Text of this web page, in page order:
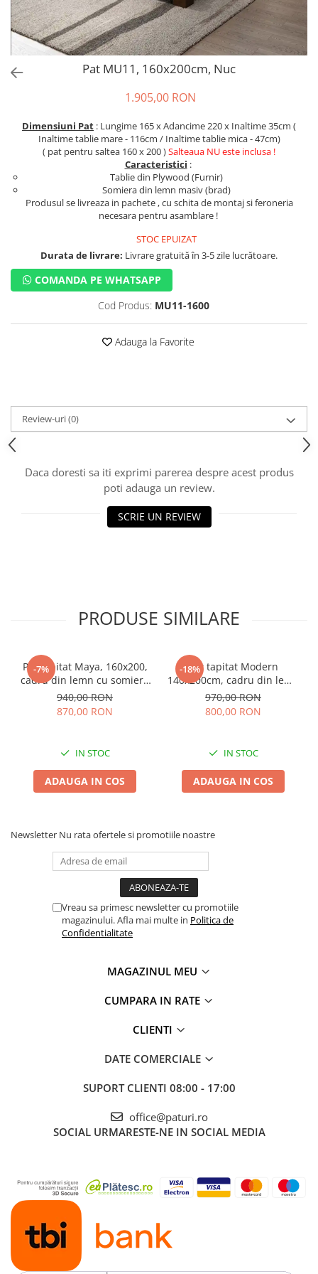
Pat MU11, 160x200cm, Nuc
1.905,00 RON
Dimensiuni Pat : Lungime 165 x Adancime 220 x Inaltime 35cm (
Inaltime tablie mare - 116cm / Inaltime tablie mica - 47cm)
( pat pentru saltea 160 x 200 )Salteaua NU este inclusa !
Caracteristici :
Tablie din Plywood (Furnir)
Somiera din lemn masiv (brad)
Produsul se livreaza in pachete , cu schita de montaj si feroneria
necesara pentru asamblare !
STOC EPUIZAT
Durata de livrare: Livrare gratuită în 3-5 zile lucrătoare.
COMANDA PE WHATSAPP
Cod Produs: MU11-1600
Adauga la Favorite
Review-uri(0)
Daca doresti sa iti exprimi parerea despre acest produs
poti adauga un review.
SCRIE UN REVIEW
PRODUSE SIMILARE
-7%
Pat tapitat Maya, 160x200,
cadru din lemn cu somiera
fixa, culoare Bej
940,00 RON
870,00 RON
IN STOC
ADAUGA IN COS
-18%Pat tapitat Modern
140x200cm, cadru din lemn
cu somiera fixa, culoare Gri
970,00 RON
800,00 RON
IN STOC
ADAUGA IN COS
Newsletter Nu rata ofertele si promotiile noastre
Vreau sa primesc newsletter cu promotiile
magazinului. Afla mai multe in Politica de
Confidentialitate
MAGAZINUL MEU
CUMPARA IN RATE
CLIENTI
DATE COMERCIALE
SUPORT CLIENTI 08:00 - 17:00
office@paturi.ro
SOCIAL URMARESTE-NE IN SOCIAL MEDIA